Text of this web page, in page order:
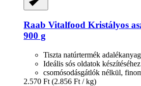
Raab Vitalfood Kristályos
900 g
Tiszta natúrtermék
Ideális sós oldatok készítéséhez
csomósodásgátlók nélkül,
2.570 Ft (2.856 Ft / kg)